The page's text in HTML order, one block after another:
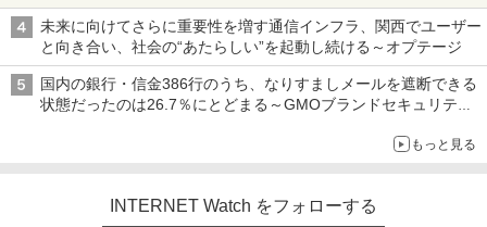
真や映像を使った投資詐欺などへの対策として
未来に向けてさらに重要性を増す通信インフラ、関西でユーザー
と向き合い、社会の“あたらしい”を起動し続ける～オプテージ
国内の銀行・信金386行のうち、なりすましメールを遮断できる
状態だったのは26.7％にとどまる～GMOブランドセキュリティ
もっと見る
INTERNET Watch をフォローする